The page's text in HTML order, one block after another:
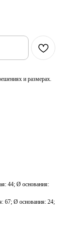
и размерах.
44; Ø основания:
67; Ø основания: 24;